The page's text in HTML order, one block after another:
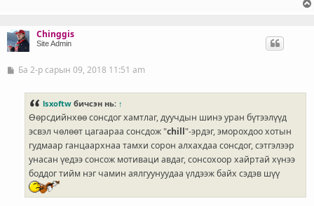
Chinggis
Site Admin
ББа 2-р сарын 09, 2018 11:51 am
lsxoftw бичсэн нь: ↑
Өөрсдийнхөө сонсдог хамтлаг, дуучдын шинэ уран бүтээлүүд
эсвэл чөлөөт цагаараа сонсдож "chill"-эрдэг, эморохдоо хотын
гудмаар ганцаархнаа тамхи сорон алхахдаа сонсдог, сэтгэлээр
унасан үедээ сонсож мотиваци авдаг, сонсохоор хайртай хүнээ
боддог тийм нэг чамин аялгуунуудаа үлдээж байх сэдэв шүү